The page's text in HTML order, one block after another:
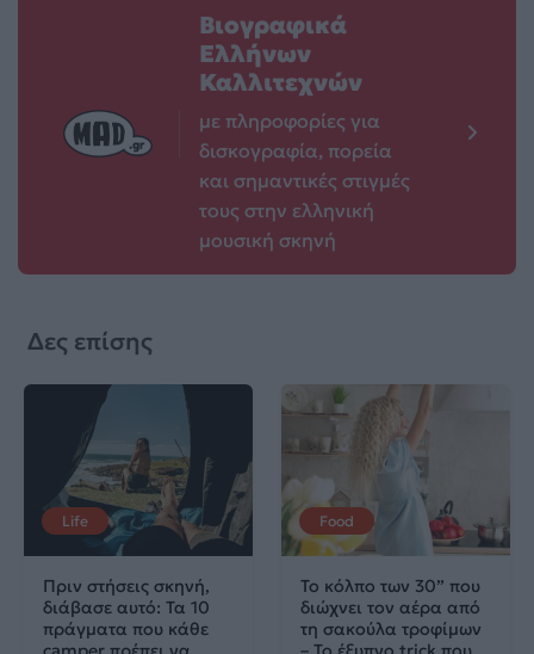
Βιογραφικά
Ελλήνων
Καλλιτεχνών
με πληροφορίες για
δισκογραφία, πορεία
και σημαντικές στιγμές
τους στην ελληνική
μουσική σκηνή
Δες επίσης
Life
Πριν στήσεις σκηνή,
διάβασε αυτό: Τα 10
πράγματα που κάθε
Food
Το κόλπο των 30” που
διώχνει τον αέρα από
τη σακούλα τροφίμων